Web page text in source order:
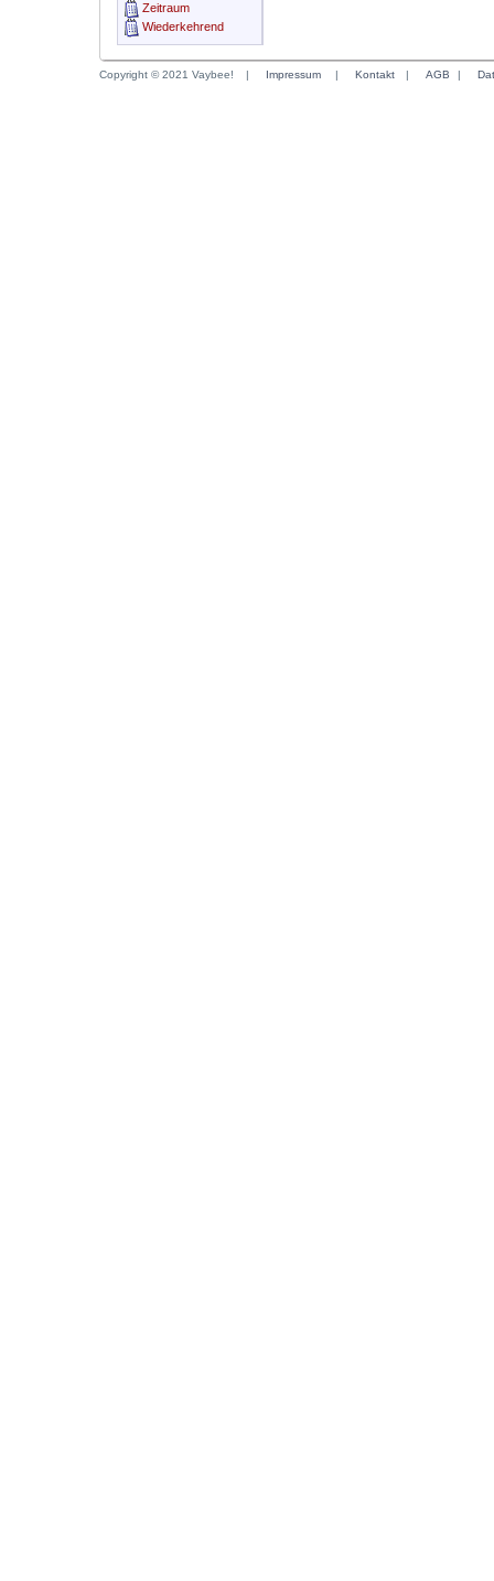
Zeitraum
Wiederkehrend
Copyright © 2021 Vaybee! | Impressum | Kontakt | AGB |